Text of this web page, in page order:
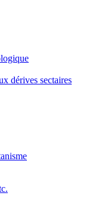
dérives sectaires